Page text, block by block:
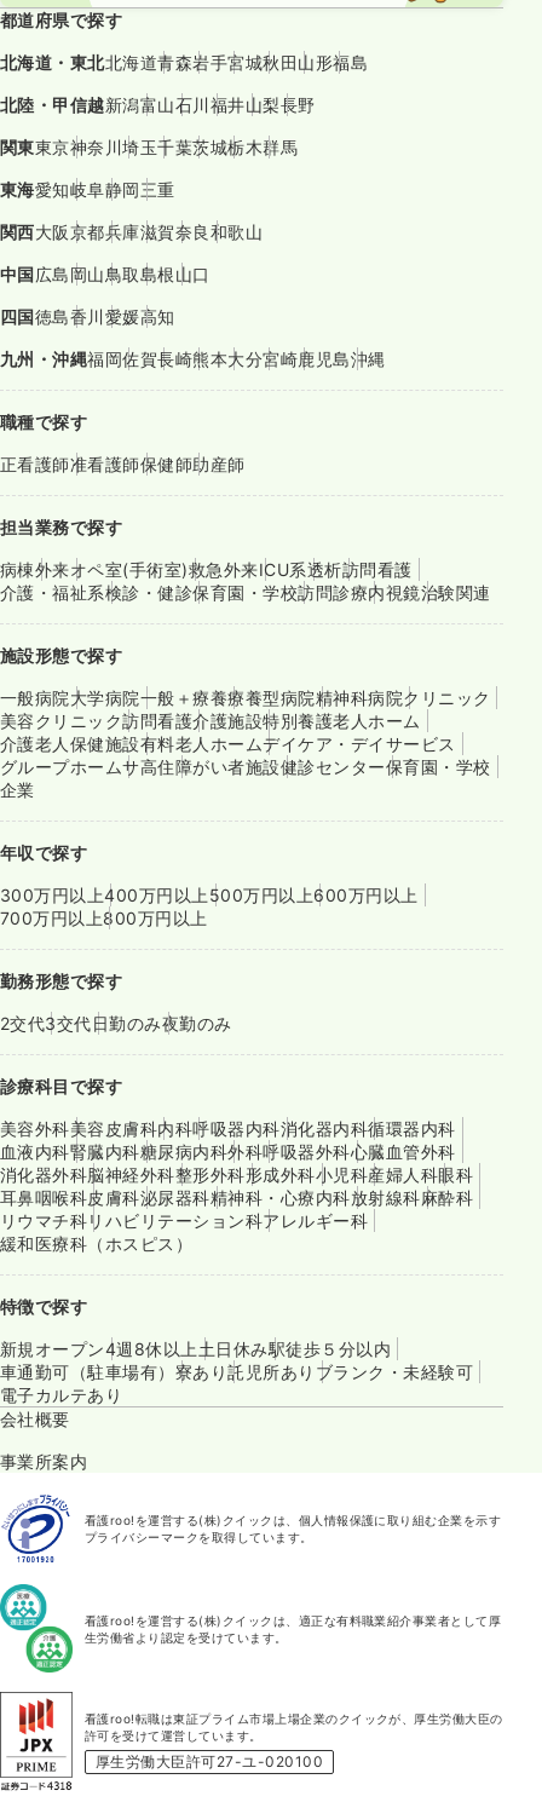
都道府県で探す
北海道・東北北海道青森岩手宮城秋田山形福島
北陸・甲信越新潟富山石川福井山梨長野
関東東京神奈川埼玉千葉茨城栃木群馬
東海愛知岐阜静岡三重
関西大阪京都兵庫滋賀奈良和歌山
中国広島岡山鳥取島根山口
四国徳島香川愛媛高知
九州・沖縄福岡佐賀長崎熊本大分宮崎鹿児島沖縄
職種で探す
正看護師准看護師保健師助産師
担当業務で探す
病棟外来オペ室(手術室)救急外来ICU系透析訪問看護
介護・福祉系検診・健診保育園・学校訪問診療内視鏡治験関連
施設形態で探す
一般病院大学病院一般＋療養療養型病院精神科病院クリニック
美容クリニック訪問看護介護施設特別養護老人ホーム
介護老人保健施設有料老人ホームデイケア・デイサービス
グループホームサ高住障がい者施設健診センター保育園・学校
企業
年収で探す
300万円以上400万円以上 500万円以上600万円以上
700万円以上800万円以上
勤務形態で探す
2交代3交代日勤のみ夜勤のみ
診療科目で探す
美容外科美容皮膚科内科呼吸器内科消化器内科循環器内科
血液内科腎臓内科糖尿病内科外科呼吸器外科心臓血管外科
消化器外科脳神経外科整形外科形成外科小児科産婦人科眼科
耳鼻咽喉科皮膚科泌尿器科精神科・心療内科放射線科麻酔科
リウマチ科リハビリテーション科アレルギー科
緩和医療科（ホスピス）
特徴で探す
新規オープン4週8休以上 土日休み駅徒歩５分以内
車通勤可（駐車場有） 寮あり託児所あり ブランク・未経験可
電子カルテあり
会社概要
事業所案内
看護roo!を運営する(株)クイックは、個人情報保護に取り組む企業を示す
プライバシーマークを取得しています。
看護roo!を運営する(株)クイックは、適正な有料職業紹介事業者として厚
生労働省より認定を受けています。
看護roo!転職は東証プライム市場上場企業のクイックが、厚生労働大臣の
許可を受けて運営しています。
厚生労働大臣許可27-ユ-020100